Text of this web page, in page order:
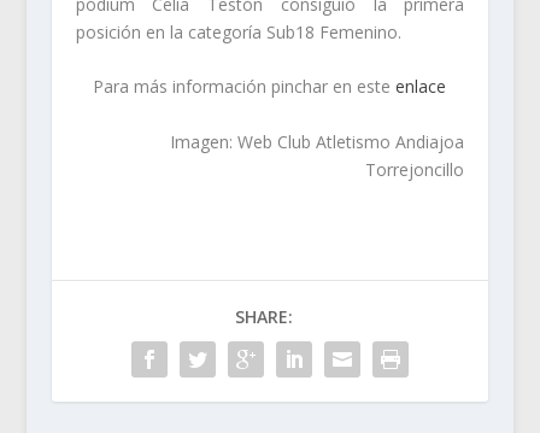
posición en la categoría Sub18 Femenino.
Para más información pinchar en esteenlace
Imagen: Web Club Atletismo Andiajoa
Torrejoncillo
SHARE: